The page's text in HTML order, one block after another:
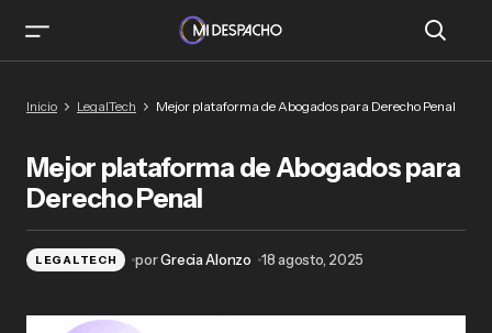
Penal
Inicio LegalTech Mejor plataforma de Abogados para Derecho Penal
Mejor plataforma de Abogados para
Derecho Penal
LEGALTECH porGrecia Alonzo 18 agosto, 2025